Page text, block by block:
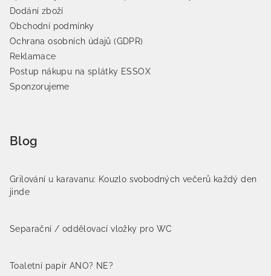
Dodání zboží
Obchodní podmínky
Ochrana osobních údajů (GDPR)
Reklamace
Postup nákupu na splátky ESSOX
Sponzorujeme
Blog
Grilování u karavanu: Kouzlo svobodných večerů každý den
jinde
Separační / oddělovací vložky pro WC
Toaletní papír ANO? NE?